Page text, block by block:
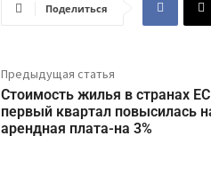
Поделиться
Предыдущая статья
Стоимость жилья в странах ЕС
первый квартал повысилась
арендная плата-на 3%